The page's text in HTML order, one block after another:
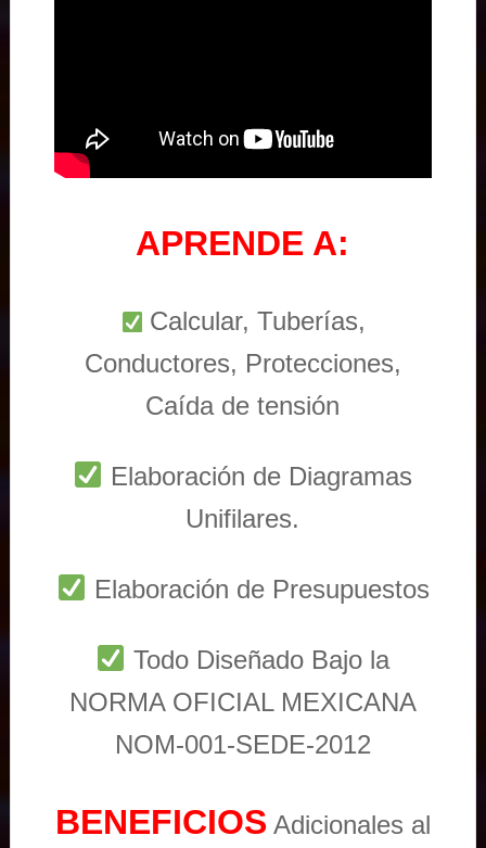
APRENDE A:
Calcular, Tuberías,
Conductores, Protecciones,
Caída de tensión
Elaboración de Diagramas
Unifilares.
Elaboración de Presupuestos
Todo Diseñado Bajo la
NORMA OFICIAL MEXICANA
NOM-001-SEDE-2012
BENEFICIOS Adicionales al